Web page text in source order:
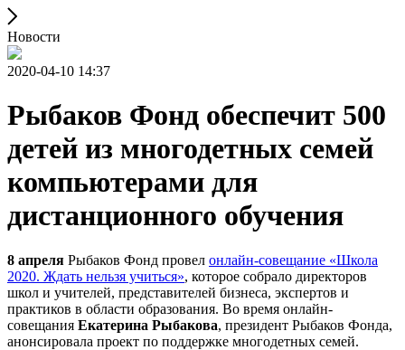
Новости
2020-04-10 14:37
Рыбаков Фонд обеспечит 500
детей из многодетных семей
компьютерами для
дистанционного обучения
8 апреля Рыбаков Фонд провел онлайн-совещание «Школа
2020. Ждать нельзя учиться», которое собрало директоров
школ и учителей, представителей бизнеса, экспертов и
практиков в области образования. Во время онлайн-
совещания Екатерина Рыбакова, президент Рыбаков Фонда,
анонсировала проект по поддержке многодетных семей.